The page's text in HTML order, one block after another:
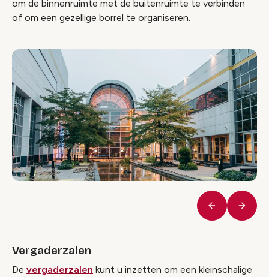
om de binnenruimte met de buitenruimte te verbinden
of om een gezellige borrel te organiseren.
Vorige
Vergaderzalen
De vergaderzalen kunt u inzetten om een kleinschalige